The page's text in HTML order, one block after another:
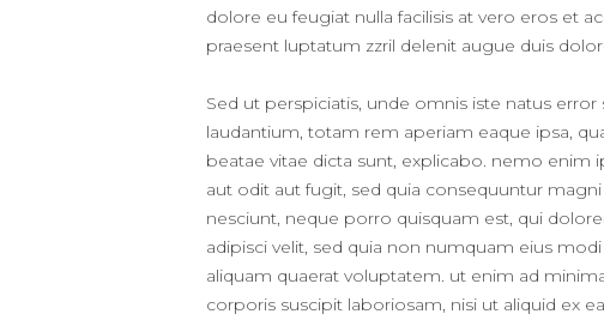
dolore eu feugiat nulla facilisis at vero eros et
praesent luptatum zzril delenit augue duis
Sed ut perspiciatis, unde omnis iste natus
laudantium, totam rem aperiam eaque ipsa,
beatae vitae dicta sunt, explicabo. nemo enim
aut odit aut fugit, sed quia consequuntur
nesciunt, neque porro quisquam est, qui
adipisci velit, sed quia non numquam eius
aliquam quaerat voluptatem. ut enim ad
corporis suscipit laboriosam, nisi ut aliquid ex